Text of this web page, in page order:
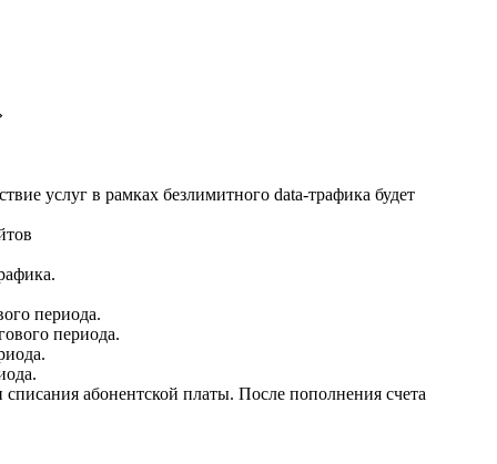
услуг в рамках безлимитного data-трафика будет
периода.
периода.
абонентской платы. После пополнения счета